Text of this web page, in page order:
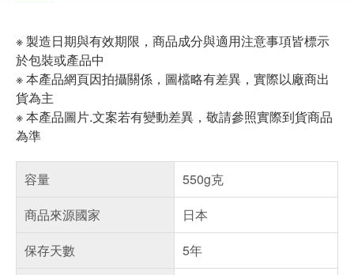
※ 製造日期與有效期限，商品成分與適用注意事項皆標示
於包裝或產品中
※ 本產品網頁因拍攝關係，圖檔略有差異，實際以廠商出
貨為主
※ 本產品圖片.文案若有變動差異，敬請參照實際到貨商品
為準
容量
550g克
商品來源國家
日本
保存天數
5年